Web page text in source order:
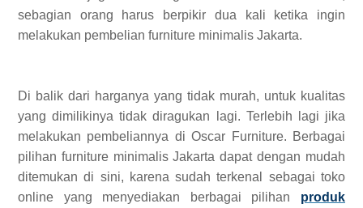
sebagian orang harus berpikir dua kali ketika ingin
melakukan pembelian furniture minimalis Jakarta.
Di balik dari harganya yang tidak murah, untuk kualitas
yang dimilikinya tidak diragukan lagi. Terlebih lagi jika
melakukan pembeliannya di Oscar Furniture. Berbagai
pilihan furniture minimalis Jakarta dapat dengan mudah
ditemukan di sini, karena sudah terkenal sebagai toko
online yang menyediakan berbagai pilihan produk